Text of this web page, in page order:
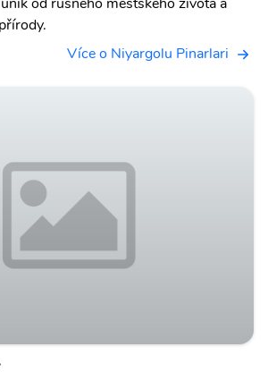
Více o Niyargolu Pinarlari